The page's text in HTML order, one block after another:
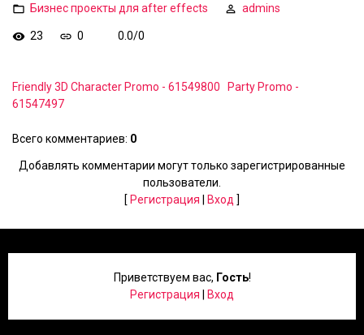
Бизнес проекты для after effects admins
23 0 0.0/0
Friendly 3D Character Promo - 61549800
Party Promo -
61547497
Всего комментариев: 0
Добавлять комментарии могут только зарегистрированные
пользователи.
[ Регистрация Вход ]
Приветствуем вас, Гость!
Регистрация
Вход